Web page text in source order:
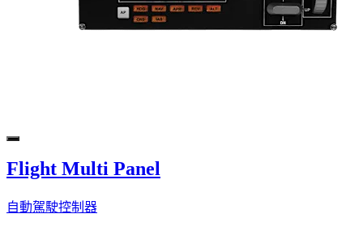
Flight Multi Panel
自動駕駛控制器